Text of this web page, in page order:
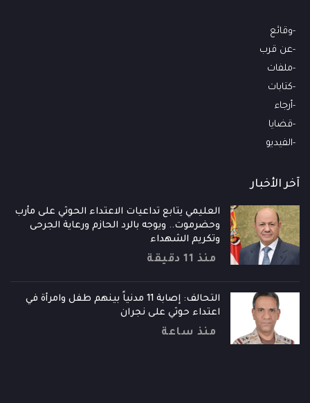
وقائع
عن قرب
ملفات
كتابات
أرجاء
قضايا
الفيديو
آخر الأخبار
العليمي يتابع تداعيات الاعتداء الحوثي على مأرب
وحضرموت.. ويوجه بالرد الحازم ورعاية الجرحى
وتكريم الشهداء
منذ 11 دقيقة
التحالف: إصابة 11 مدنياً بينهم طفل وامرأة في
اعتداء حوثي على نجران
منذ ساعة